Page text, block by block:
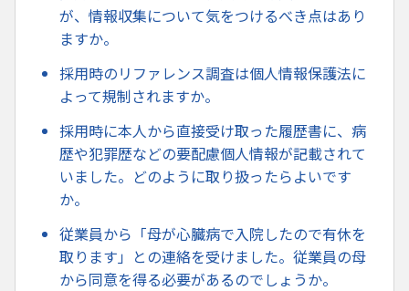
が、情報収集について気をつけるべき点はあり
ますか。
採用時のリファレンス調査は個人情報保護法に
よって規制されますか。
採用時に本人から直接受け取った履歴書に、病
歴や犯罪歴などの要配慮個人情報が記載されて
いました。どのように取り扱ったらよいです
か。
従業員から「母が心臓病で入院したので有休を
取ります」との連絡を受けました。従業員の母
から同意を得る必要があるのでしょうか。